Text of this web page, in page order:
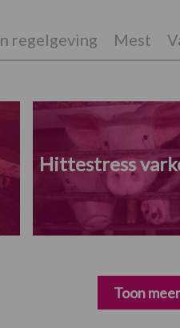
regelgeving Mest
Hittestress
Toon meer